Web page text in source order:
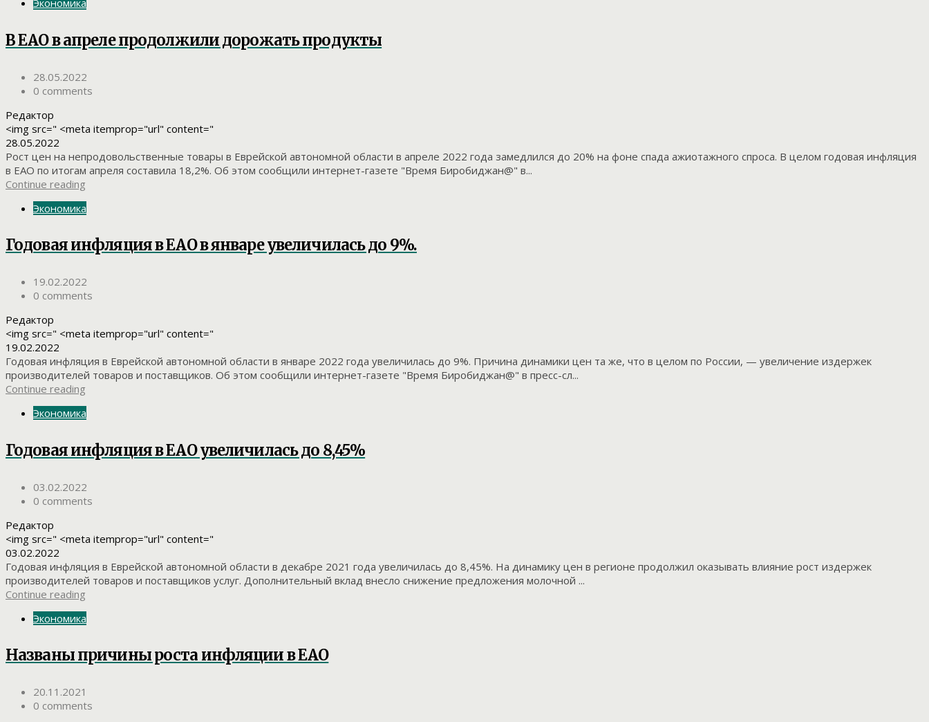
Экономика
В ЕАО в апреле продолжили дорожать продукты
28.05.2022
0 comments
Редактор
<img src=" <meta itemprop="url" content="
28.05.2022
Рост цен на непродовольственные товары в Еврейской автономной области в апреле 2022 года замедлился до 20% на фоне спада ажиотажного спроса. В целом годовая инфляция
в ЕАО по итогам апреля составила 18,2%. Об этом сообщили интернет-газете "Время Биробиджан@" в...
Continue reading
Экономика
Годовая инфляция в ЕАО в январе увеличилась до 9%.
19.02.2022
0 comments
Редактор
<img src=" <meta itemprop="url" content="
19.02.2022
Годовая инфляция в Еврейской автономной области в январе 2022 года увеличилась до 9%. Причина динамики цен та же, что в целом по России, — увеличение издержек
производителей товаров и поставщиков. Об этом сообщили интернет-газете "Время Биробиджан@" в пресс-сл...
Continue reading
Экономика
Годовая инфляция в ЕАО увеличилась до 8,45%
03.02.2022
0 comments
Редактор
<img src=" <meta itemprop="url" content="
03.02.2022
Годовая инфляция в Еврейской автономной области в декабре 2021 года увеличилась до 8,45%. На динамику цен в регионе продолжил оказывать влияние рост издержек
производителей товаров и поставщиков услуг. Дополнительный вклад внесло снижение предложения молочной ...
Continue reading
Экономика
Названы причины роста инфляции в ЕАО
20.11.2021
0 comments